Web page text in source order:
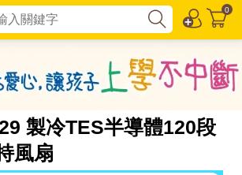
0
製冷TES半導體120段
風扇